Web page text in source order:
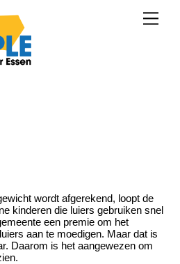
wordt afgerekend, loopt de
kinderen die luiers gebruiken snel
een premie om het
aan te moedigen. Maar dat is
Daarom is het aangewezen om